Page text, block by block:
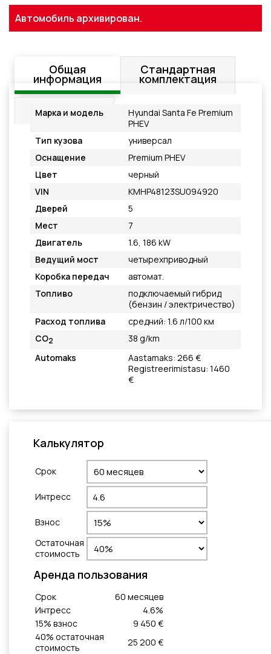
Hyundai Santa Fe Premium
Автомобиль архивирован.
Общая
информация
Стандартная
комплектация
Подробнее
Марка и модель
Hyundai Santa Fe Premium
PHEV
Тип кузова
универсал
Оснащение
Premium PHEV
Цвет
черный
VIN
KMHP48123SU094920
Дверей
5
Мест
7
Двигатель
1.6, 186 kW
Ведущий мост
четырехприводный
Коробка передач
автомат.
Топливо
подключаемый гибрид
(бензин / электричество)
Расход топлива
средний: 1.6 л/100 км
CO2
38 g/km
Automaks
Aastamaks: 266 €
Registreerimistasu: 1460
€
Калькулятор
Cрок
Интресс
Взнос
Остаточная
стоимость
Aренда пользования
Cрок 60 месяцeв
Интресс
4.6%
15% взнос
9 450 €
40% остаточная
стоимость
25 200 €